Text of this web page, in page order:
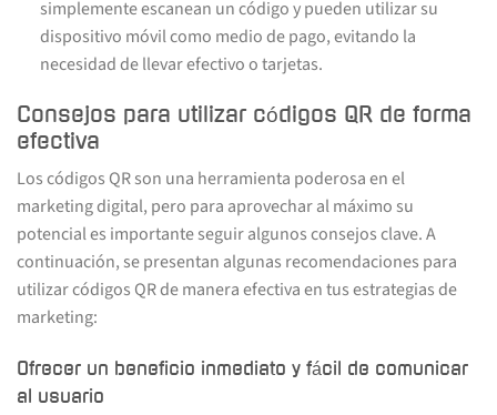
simplemente escanean un código y pueden utilizar su
dispositivo móvil como medio de pago, evitando la
necesidad de llevar efectivo o tarjetas.
Consejos para utilizar códigos QR de forma
efectiva
Los códigos QR son una herramienta poderosa en el
marketing digital, pero para aprovechar al máximo su
potencial es importante seguir algunos consejos clave. A
continuación, se presentan algunas recomendaciones para
utilizar códigos QR de manera efectiva en tus estrategias de
marketing:
Ofrecer un beneficio inmediato y fácil de comunicar
al usuario